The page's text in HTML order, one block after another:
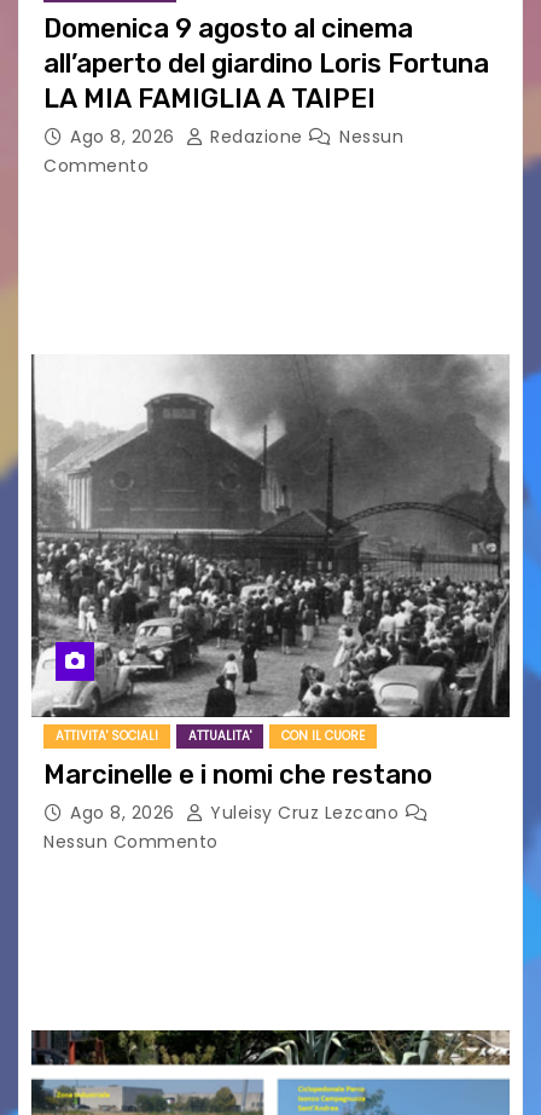
Domenica 9 agosto al cinema
all’aperto del giardino Loris Fortuna
LA MIA FAMIGLIA A TAIPEI
Ago 8, 2026 Redazione
Nessun
Commento
ATTIVITA' SOCIALI ATTUALITA' CON IL CUORE
Marcinelle e i nomi che restano
Ago 8, 2026
Yuleisy Cruz Lezcano
Nessun Commento